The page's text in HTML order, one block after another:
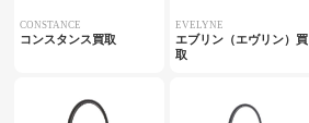
CONSTANCE
コンスタンス買取
EVELYNE
エブリン（エヴリン）買
取